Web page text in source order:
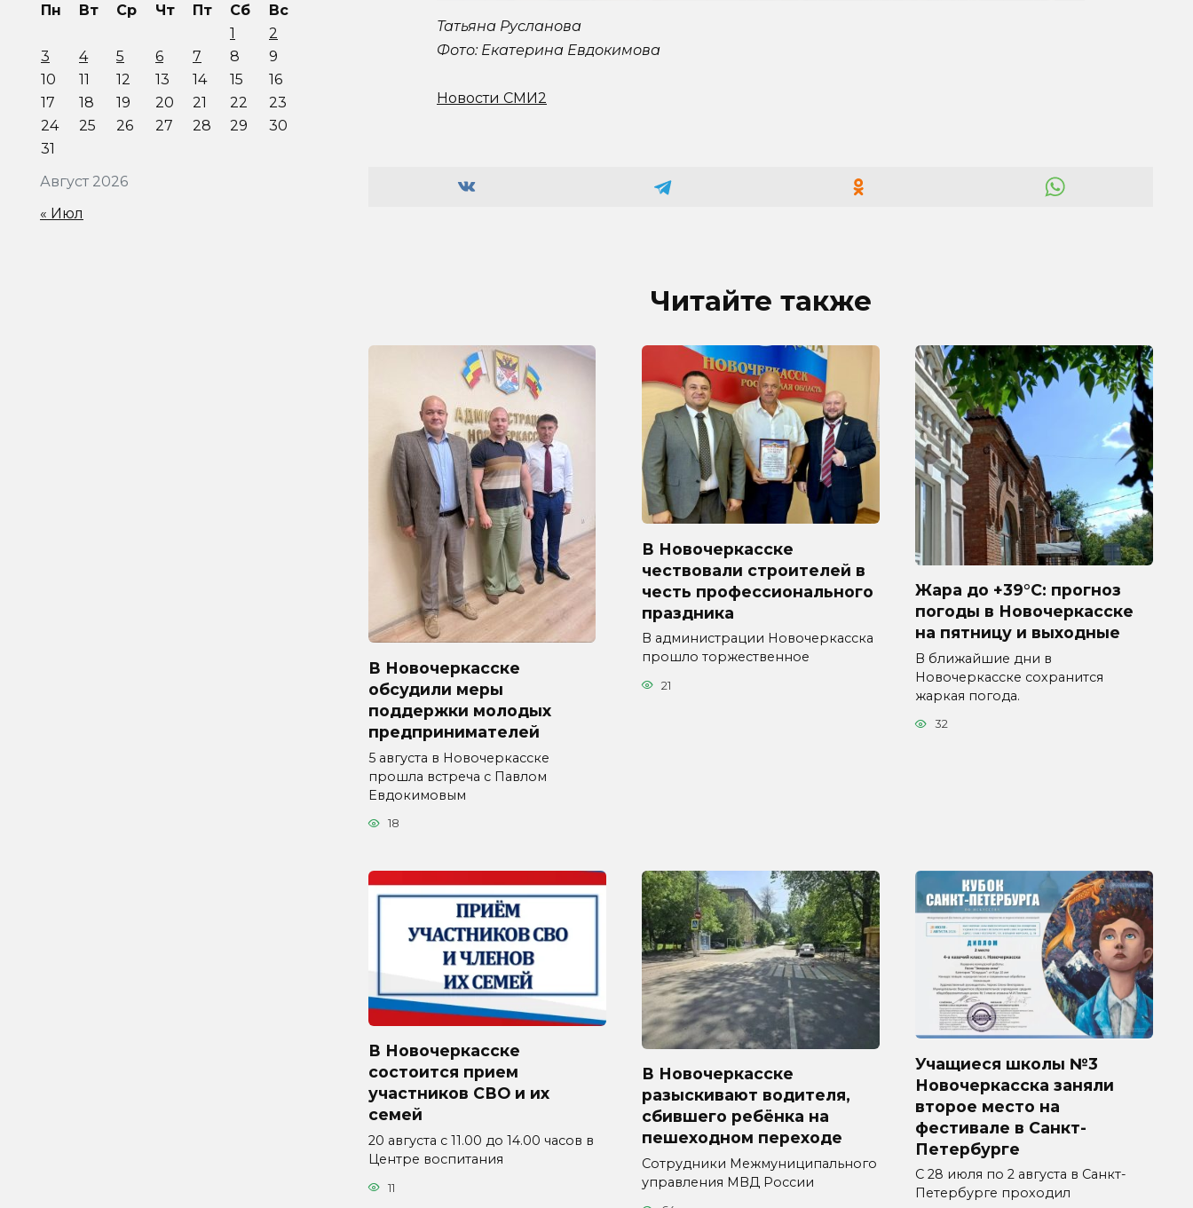
Татьяна Русланова
Фото: Екатерина Евдокимова
Новости СМИ2
Читайте также
В Новочеркасске
обсудили меры
поддержки молодых
предпринимателей
5 августа в Новочеркасске
прошла встреча с Павлом
Евдокимовым
18
В Новочеркасске
чествовали строителей в
честь профессионального
праздника
В администрации Новочеркасска
прошло торжественное
21
Жара до +39°C: прогноз
погоды в Новочеркасске
на пятницу и выходные
В ближайшие дни в
Новочеркасске сохранится
жаркая погода.
32
В Новочеркасске
состоится прием
участников СВО и их
семей
20 августа с 11.00 до 14.00 часов в
Центре воспитания
11
В Новочеркасске
разыскивают водителя,
сбившего ребёнка на
пешеходном переходе
Сотрудники Межмуниципального
управления МВД России
Учащиеся школы №3
Новочеркасска заняли
второе место на
фестивале в Санкт-
Петербурге
С 28 июля по 2 августа в Санкт-
Петербурге проходил
Август 2026
Пн Вт Ср Чт Пт Сб
Вс
1
2
3
4 5 6 7 8
9
10
11 12 13 14 15
16
17
18 19 20 21 22
23
24
25 26 27 28 29
30
31
« Июл